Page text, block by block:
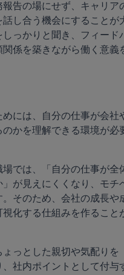
告の場にせず、キャリア
し合う機会にすることが
っかりと聞き、フィード
係を築きながら働く意義
には、自分の仕事が会社
かを理解できる環境が必
では、「自分の仕事が全
が見えにくくなり、モチ
そのため、会社の成長や
化する仕組みを作ること
っとした親切や気配りを
、社内ポイントとして付与